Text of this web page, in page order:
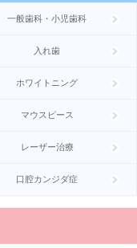
一般歯科・小児歯科
入れ歯
ホワイトニング
マウスピース
レーザー治療
口腔カンジダ症